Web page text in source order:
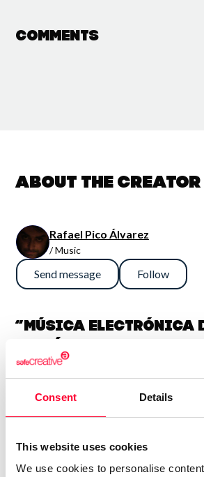
Consent Details
This website uses cookies
We use cookies to personalise
Comments
About the creator
Rafael Pico Álvarez
/ Music
Send message Follow
“Música electrónica
sinfónica y potente.
son así, aunque
que algún tema es
más sencillas e
Tengo 74 álbumes en